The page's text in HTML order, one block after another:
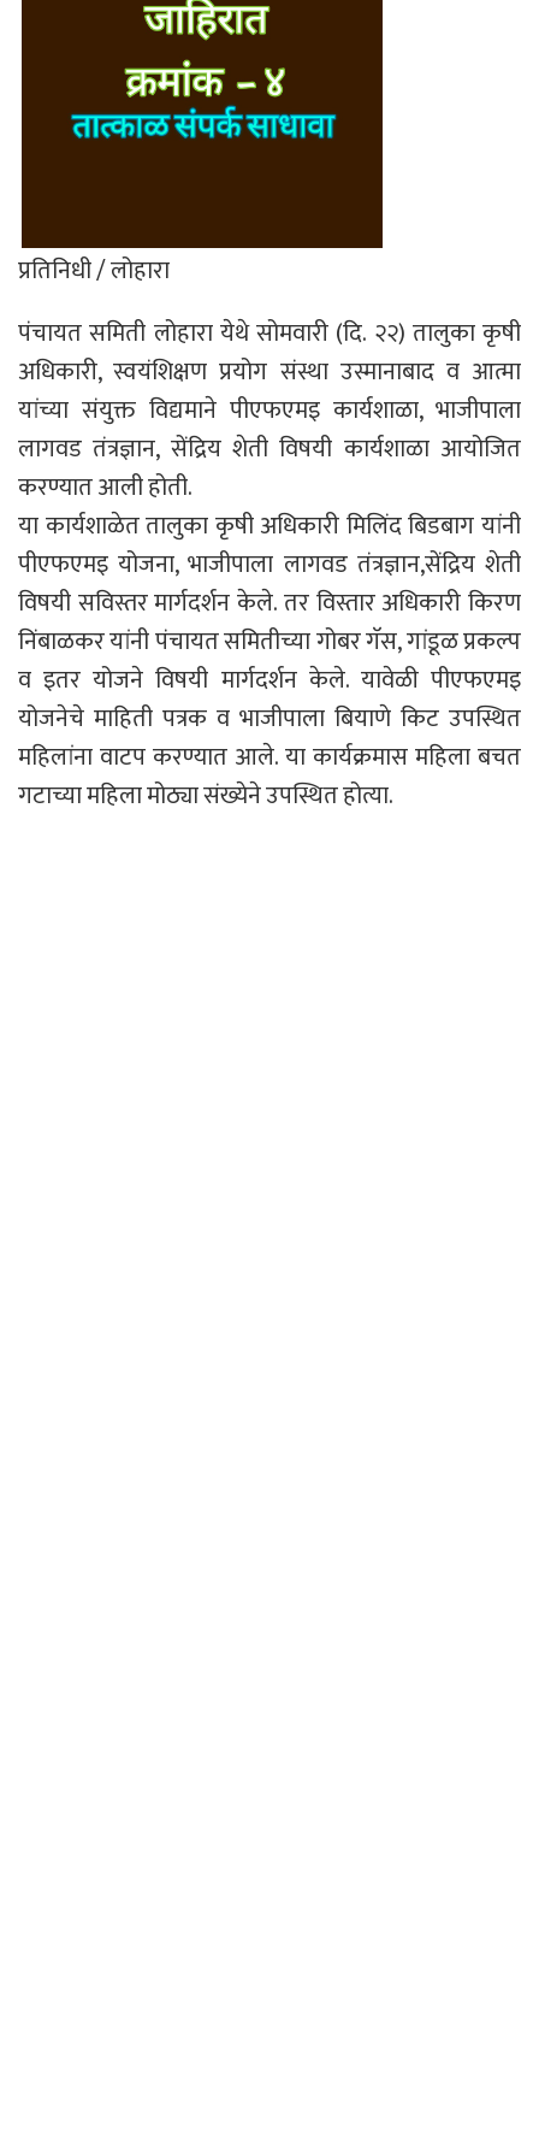
प्रतिनिधी / लोहारा
पंचायत समिती लोहारा येथे सोमवारी (दि. २२) तालुका कृषी
अधिकारी, स्वयंशिक्षण प्रयोग संस्था उस्मानाबाद व आत्मा
यांच्या संयुक्त विद्यमाने पीएफएमइ कार्यशाळा, भाजीपाला
लागवड तंत्रज्ञान, सेंद्रिय शेती विषयी कार्यशाळा आयोजित
करण्यात आली होती.
या कार्यशाळेत तालुका कृषी अधिकारी मिलिंद बिडबाग यांनी
पीएफएमइ योजना, भाजीपाला लागवड तंत्रज्ञान,सेंद्रिय शेती
विषयी सविस्तर मार्गदर्शन केले. तर विस्तार अधिकारी किरण
निंबाळकर यांनी पंचायत समितीच्या गोबर गॅस, गांडूळ प्रकल्प
व इतर योजने विषयी मार्गदर्शन केले. यावेळी पीएफएमइ
योजनेचे माहिती पत्रक व भाजीपाला बियाणे किट उपस्थित
महिलांना वाटप करण्यात आले. या कार्यक्रमास महिला बचत
गटाच्या महिला मोठ्या संख्येने उपस्थित होत्या.